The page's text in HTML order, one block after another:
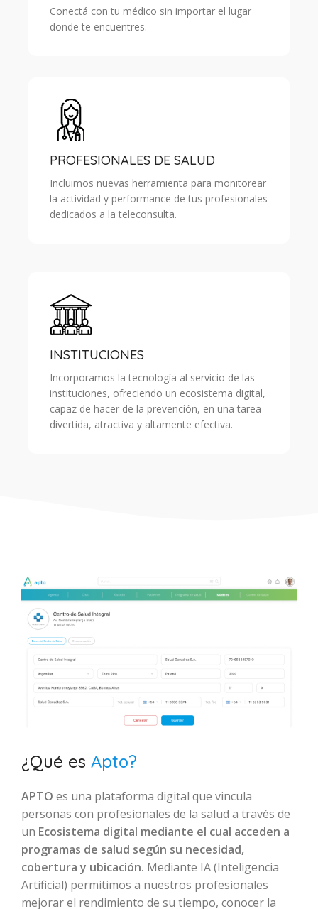
Conectá con tu médico sin importar el lugar
donde te encuentres.
PROFESIONALES DE SALUD
Incluimos nuevas herramienta para monitorear
la actividad y performance de tus profesionales
dedicados a la teleconsulta.
INSTITUCIONES
Incorporamos la tecnología al servicio de las
instituciones, ofreciendo un ecosistema digital,
capaz de hacer de la prevención, en una tarea
divertida, atractiva y altamente efectiva.
¿Qué es Apto?
APTO es una plataforma digital que vincula
personas con profesionales de la salud a través de
un Ecosistema digital mediante el cual acceden a
programas de salud según su necesidad,
cobertura y ubicación. Mediante IA (Inteligencia
Artificial) permitimos a nuestros profesionales
mejorar el rendimiento de su tiempo, conocer la